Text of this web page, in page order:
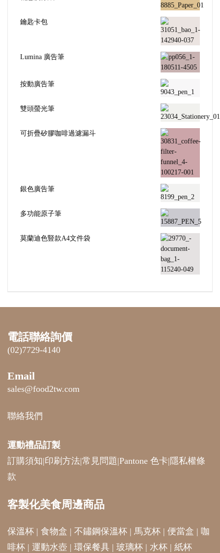
鑰匙卡包
Lumina 廣告筆
按動廣告筆
雙頭螢光筆
可折疊矽膠咖啡過濾漏斗
銀色廣告筆
多功能原子筆
莫蘭迪色豎款A4文件袋
電話聯絡詢價
(02)7729-4140
Email
sales@food2tw.com
聯絡我們
運動禮品訂製
訂購須知|印刷方法|常見問題|Pantone 色卡| 隱私權條
款
客製化美食周邊商品
保溫杯 | 食物盒 | 不鏽鋼保溫杯 | 馬克杯 | 便當盒 | 咖
啡杯 | 運動水壺 | 環保餐具 | 玻璃杯 | 水杯 | 紙杯